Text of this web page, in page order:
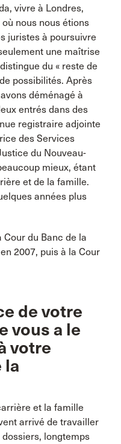
vivre à Londres,
nous nous étions
juristes à poursuivre
une maîtrise
du « reste de
possibilités. Après
déménagé à
entrés dans des
registraire adjointe
des Services
du Nouveau-
mieux, étant
et de la famille.
années plus
Cour du Banc de la
2007, puis à la Cour
de votre
vous a le
votre
la
et la famille
arrivé de travailler
dossiers, longtemps